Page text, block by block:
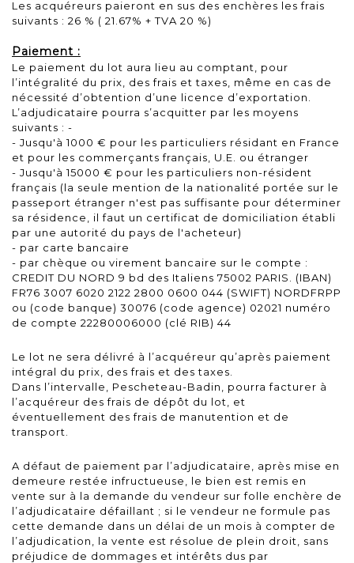
Les acquéreurs paieront en sus des enchères les frais
suivants : 26 % ( 21.67% + TVA 20 %)
Paiement :
Le paiement du lot aura lieu au comptant, pour
l’intégralité du prix, des frais et taxes, même en cas de
nécessité d’obtention d’une licence d’exportation.
L’adjudicataire pourra s’acquitter par les moyens
suivants : -
- Jusqu'à 1000 € pour les particuliers résidant en France
et pour les commerçants français, U.E. ou étranger
- Jusqu'à 15000 € pour les particuliers non-résident
français (la seule mention de la nationalité portée sur le
passeport étranger n'est pas suffisante pour déterminer
sa résidence, il faut un certificat de domiciliation établi
par une autorité du pays de l'acheteur)
- par carte bancaire
- par chèque ou virement bancaire sur le compte :
CREDIT DU NORD 9 bd des Italiens 75002 PARIS. (IBAN)
FR76 3007 6020 2122 2800 0600 044 (SWIFT) NORDFRPP
ou (code banque) 30076 (code agence) 02021 numéro
de compte 22280006000 (clé RIB) 44
Le lot ne sera délivré à l’acquéreur qu’après paiement
intégral du prix, des frais et des taxes.
Dans l’intervalle, Pescheteau-Badin, pourra facturer à
l’acquéreur des frais de dépôt du lot, et
éventuellement des frais de manutention et de
transport.
A défaut de paiement par l’adjudicataire, après mise en
demeure restée infructueuse, le bien est remis en
vente sur à la demande du vendeur sur folle enchère de
l’adjudicataire défaillant ; si le vendeur ne formule pas
cette demande dans un délai de un mois à compter de
l’adjudication, la vente est résolue de plein droit, sans
préjudice de dommages et intérêts dus par